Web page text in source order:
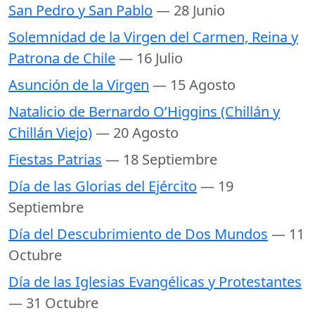
San Pedro y San Pablo — 28 Junio
Solemnidad de la Virgen del Carmen, Reina y
Patrona de Chile— 16 Julio
Asunción de la Virgen — 15 Agosto
Natalicio de Bernardo O’Higgins (Chillán y
Chillán Viejo)— 20 Agosto
Fiestas Patrias — 18 Septiembre
Día de las Glorias del Ejército — 19
Septiembre
Día del Descubrimiento de Dos Mundos — 11
Octubre
Día de las Iglesias Evangélicas y Protestantes
— 31 Octubre